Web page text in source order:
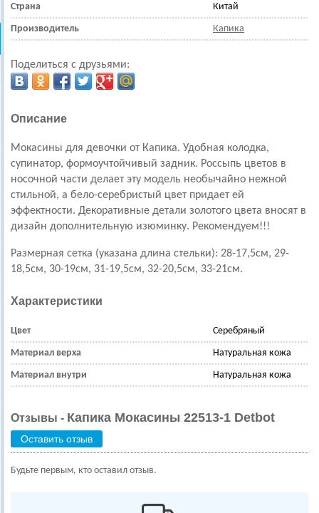
Страна Китай
Производитель Капика
Поделиться с друзьями:
Описание
Мокасины для девочки от Капика. Удобная колодка,
супинатор, формоучтойчивый задник. Россыпь цветов в
носочной части делает эту модель необычайно нежной
стильной, а бело-серебристый цвет придает ей
эффектности. Декоративные детали золотого цвета вносят в
дизайн дополнительную изюминку. Рекомендуем!!!
Размерная сетка (указана длина стельки): 28-17,5см, 29-
18,5см, 30-19см, 31-19,5см, 32-20,5см, 33-21см.
Характеристики
Цвет Серебряный
Материал верха Натуральная кожа
Материал внутри Натуральная кожа
Отзывы - Капика Мокасины 22513-1 Detbot
Оставить отзыв
Будьте первым, кто оставил отзыв.